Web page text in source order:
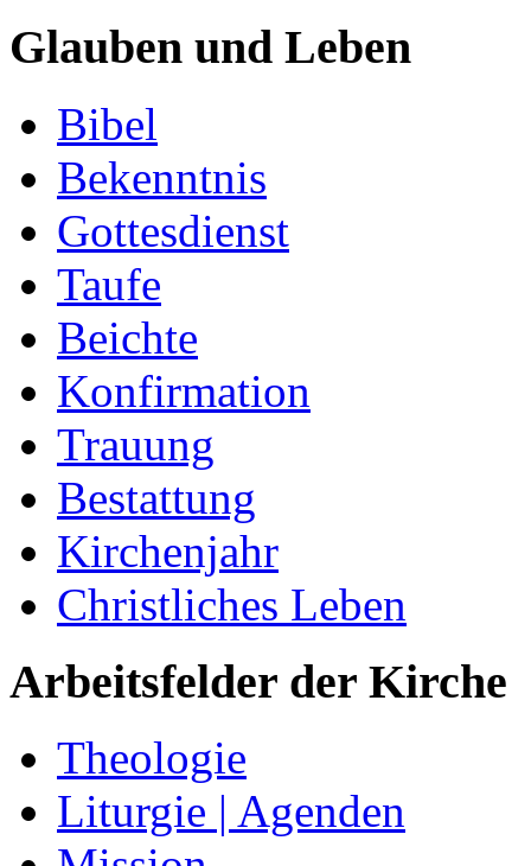
Glauben und Leben
Bibel
Bekenntnis
Gottesdienst
Taufe
Beichte
Konfirmation
Trauung
Bestattung
Kirchenjahr
Christliches Leben
Arbeitsfelder der Kirche
Theologie
Liturgie | Agenden